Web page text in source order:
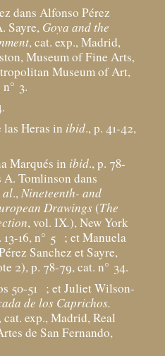
dans Alfonso Pérez
Sayre, Goya and the
, cat. exp., Madrid,
Museum of Fine Arts,
Museum of Art,
n° 3.
Heras in ibid., p. 41-42,
Marqués in ibid., p. 78-
A. Tomlinson dans
al.,Nineteenth- and
Drawings (The
, vol. IX.), New York
16, n° 5 ; et Manuela
Sanchez et Sayre,
2), p. 78-79, cat. n° 34.
50-51 ; et Juliet Wilson-
de los Caprichos.
, cat. exp., Madrid, Real
de San Fernando,